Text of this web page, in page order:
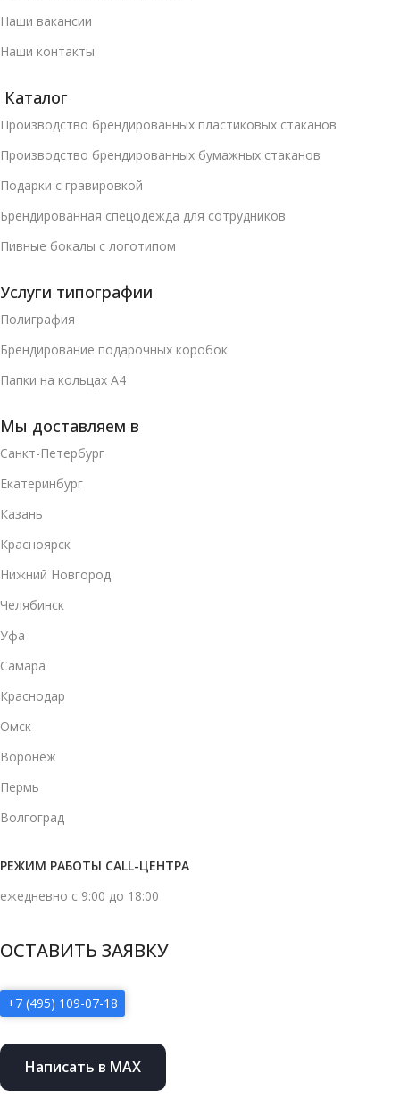
Наши вакансии
Наши контакты
Каталог
Производство брендированных пластиковых стаканов
Производство брендированных бумажных стаканов
Подарки с гравировкой
Брендированная спецодежда для сотрудников
Пивные бокалы с логотипом
Услуги типографии
Полиграфия
Брендирование подарочных коробок
Папки на кольцах А4
Мы доставляем в
Санкт-Петербург
Екатеринбург
Казань
Красноярск
Нижний Новгород
Челябинск
Уфа
Самара
Краснодар
Омск
Воронеж
Пермь
Волгоград
РЕЖИМ РАБОТЫ CALL-ЦЕНТРА
ежедневно с 9:00 до 18:00
ОСТАВИТЬ ЗАЯВКУ
+7 (495) 109-07-18
Написать в MAX